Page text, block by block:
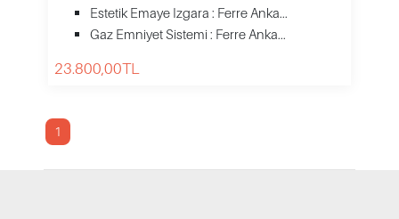
Estetik Emaye Izgara : Ferre Anka...
Gaz Emniyet Sistemi : Ferre Anka...
23.800,00TL
1